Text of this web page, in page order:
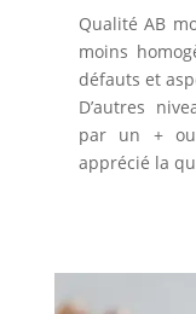
Qualité AB
moins
défauts et
D’autres
par un +
apprécié la